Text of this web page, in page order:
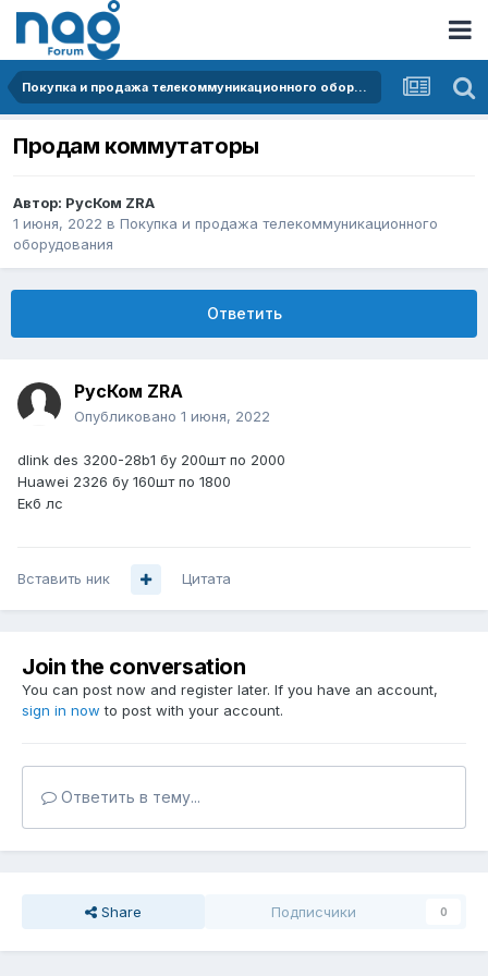
Покупка и продажа телекоммуникационного оборудования
Продам коммутаторы
Автор: РусКом ZRA
1 июня, 2022 в Покупка и продажа телекоммуникационного
оборудования
Ответить
РусКом ZRA
Опубликовано 1 июня, 2022
dlink des 3200-28b1 бу 200шт по 2000
Huawei 2326 бу 160шт по 1800
Екб лс
Вставить ник Цитата
Join the conversation
You can post now and register later. If you have an account,
sign in now to post with your account.
Ответить в тему...
Share Подписчики 0